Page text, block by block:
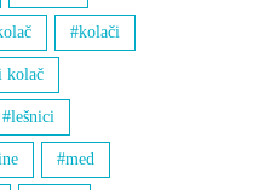
kolači
kolač
lešnici
med